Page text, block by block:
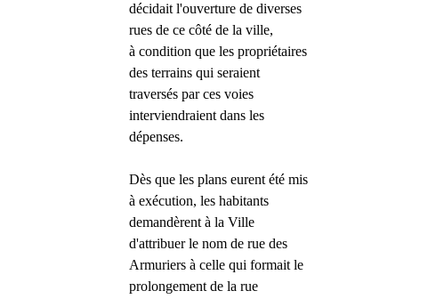
décidait l'ouverture de diverses
rues de ce côté de la ville,
à condition que les propriétaires
des terrains qui seraient
traversés par ces voies
interviendraient dans les
dépenses.
Dès que les plans eurent été mis
à exécution, les habitants
demandèrent à la Ville
d'attribuer le nom de rue des
Armuriers à celle qui formait le
prolongement de la rue